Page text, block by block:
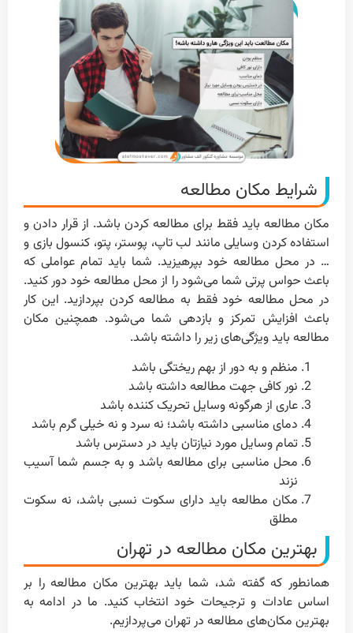
شرایط مکان مطالعه
مکان مطالعه باید فقط برای مطالعه کردن باشد. از قرار دادن و
استفاده کردن وسایلی مانند لب تاپ، پوستر، پتو، کنسول بازی و
… در محل مطالعه خود بپرهیزید. شما باید تمام عواملی که
باعث حواس پرتی شما می‌شود را از محل مطالعه خود دور کنید.
در محل مطالعه خود فقط به مطالعه کردن بپردازید. این کار
باعث افزایش تمرکز و بازدهی شما می‌شود. همچنین مکان
مطالعه باید ویژگی‌های زیر را داشته باشد.
منظم و به دور از بهم ریختگی باشد
نور کافی جهت مطالعه داشته باشد
عاری از هرگونه وسایل تحریک کننده باشد
دمای مناسبی داشته باشد؛ نه سرد و نه خیلی گرم باشد
تمام وسایل مورد نیازتان باید در دسترس باشد
محل مناسبی برای مطالعه باشد و به جسم شما آسیب
نزند
مکان مطالعه باید دارای سکوت نسبی باشد، نه سکوت
مطلق
بهترین مکان مطالعه در تهران
همانطور که گفته شد، شما باید بهترین مکان مطالعه را بر
اساس عادات و ترجیحات خود انتخاب کنید. ما در ادامه به
بهترین مکان‌های مطالعه در تهران می‌پردازیم.